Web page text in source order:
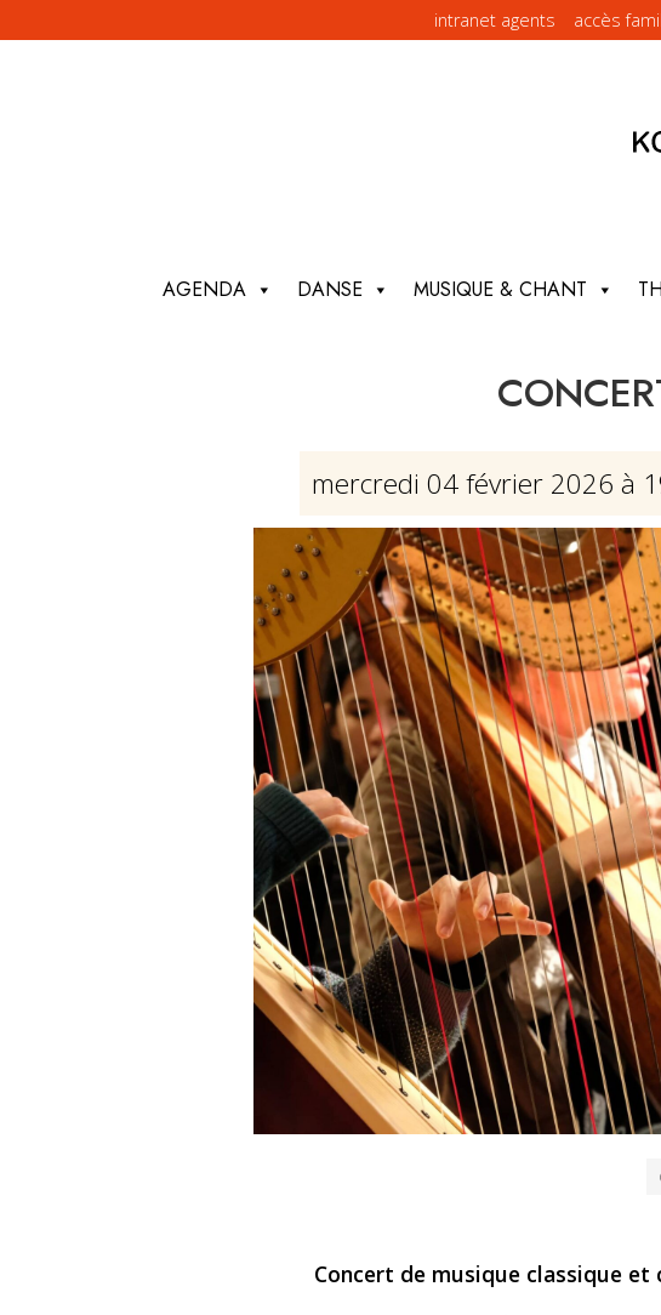
intranet agents accès
AGENDA DANSE MUSIQUE & CHANT
mercredi 04 février 2026 à
Concert de musique classique et